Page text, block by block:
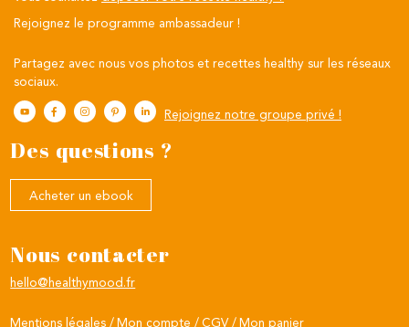
Rejoignez le programme ambassadeur !
Partagez avec nous vos photos et recettes healthy sur les réseaux
sociaux.
Rejoignez notre groupe privé !
Des questions ?
Acheter un ebook
Nous contacter
hello@healthymood.fr
Mentions légales Mon compte CGV Mon panier